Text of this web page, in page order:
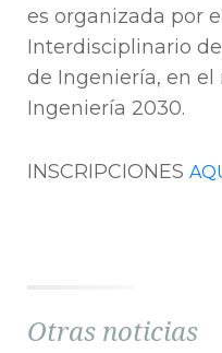
es organizada por
Interdisciplinario
de Ingeniería, en
Ingeniería 2030.
INSCRIPCIONES
Otras noticias